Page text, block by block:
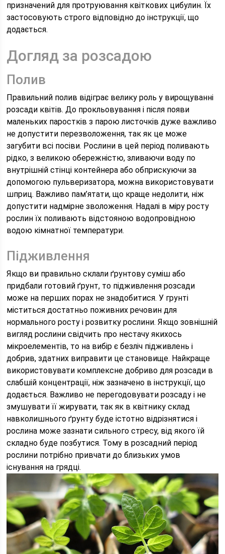
призначений для протруювання квіткових цибулин. Їх
застосовують строго відповідно до інструкції, що
додається.
Догляд за розсадою
Полив
Правильний полив відіграє велику роль у вирощуванні
розсади квітів. До прокльовування і після появи
маленьких паростків з парою листочків дуже важливо
не допустити перезволоження, так як це може
загубити всі посіви. Рослини в цей період поливають
рідко, з великою обережністю, зливаючи воду по
внутрішній стінці контейнера або обприскуючи за
допомогою пульверизатора, можна використовувати
шприц. Важливо пам’ятати, що краще недолити, ніж
допустити надмірне зволоження. Надалі в міру росту
рослин їх поливають відстояною водопровідною
водою кімнатної температури.
Підживлення
Якщо ви правильно склали ґрунтову суміш або
придбали готовий ґрунт, то підживлення розсади
може на перших порах не знадобитися. У грунті
міститься достатньо поживних речовин для
нормального росту і розвитку рослини. Якщо зовнішній
вигляд рослини свідчить про нестачу якихось
мікроелементів, то на вибір є безліч підживлень і
добрив, здатних виправити це становище. Найкраще
використовувати комплексне добриво для розсади в
слабшій концентрації, ніж зазначено в інструкції, що
додається. Важливо не перегодовувати розсаду і не
змушувати її жирувати, так як в квітнику склад
навколишнього ґрунту буде істотно відрізнятися і
рослина може зазнати сильного стресу, від якого їй
складно буде позбутися. Тому в розсадний період
рослини потрібно привчати до близьких умов
існування на грядці.